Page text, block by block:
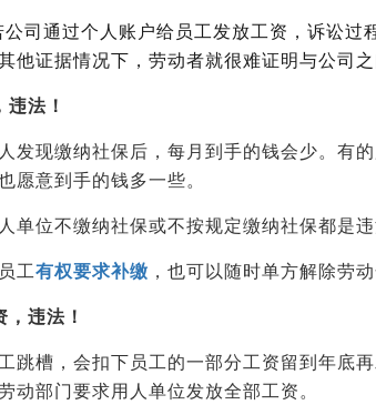
司通过个人账户给员工发放工资，诉讼
他证据情况下，劳动者就很难证明与公司
法！
发现缴纳社保后，每月到手的钱会少。有
愿意到手的钱多一些。
单位不缴纳社保或不按规定缴纳社保都是
工有权要求补缴 ，也可以随时单方解除劳
违法！
跳槽，会扣下员工的一部分工资留到年底
动部门要求用人单位发放全部工资。